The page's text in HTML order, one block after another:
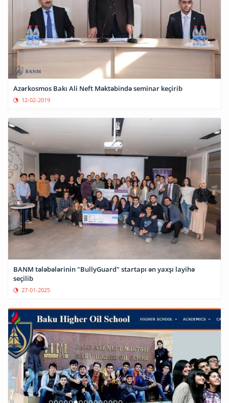
Azərkosmos Bakı Ali Neft Məktəbində seminar keçirib
12-02-2019
BANM tələbələrinin "BullyGuard" startapı ən yaxşı layihə
seçilib
27-01-2025